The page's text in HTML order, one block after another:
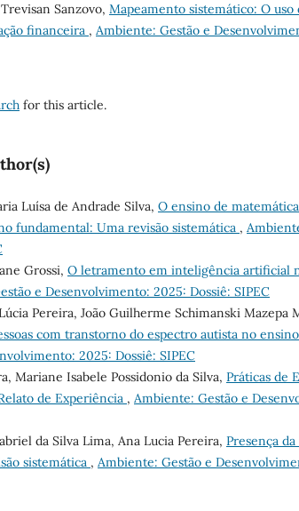
Sanzovo, Mapeamento sistemático: O uso
financeira , Ambiente: Gestão e
for this article.
Luísa de Andrade Silva, O ensino de
fundamental: Uma revisão sistemática ,
Grossi, O letramento em inteligência artificial
e Desenvolvimento: 2025: Dossiê: SIPEC
Pereira, João Guilherme Schimanski Mazepa
com transtorno do espectro autista no
2025: Dossiê: SIPEC
Mariane Isabele Possidonio da Silva, Práticas de
de Experiência , Ambiente: Gestão e
da Silva Lima, Ana Lucia Pereira, Presença
sistemática , Ambiente: Gestão e